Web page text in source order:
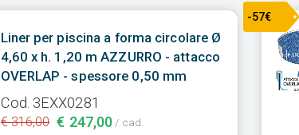
Liner per piscina a forma circolare Ø
4,60 x h. 1,20 m AZZURRO - attacco
OVERLAP - spessore 0,50 mm
Cod. 3EXX0281
€ 316,00 € 247,00/ cad.
-57€